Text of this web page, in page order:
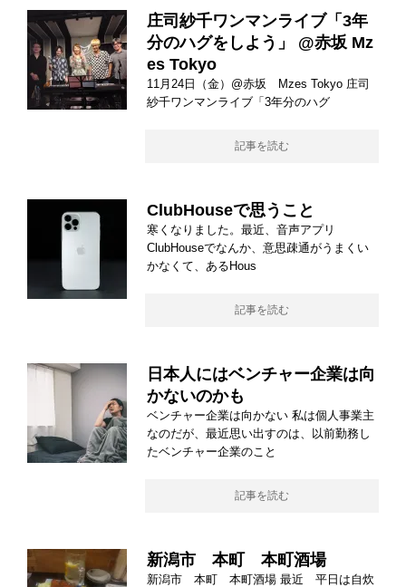
庄司紗千ワンマンライブ「3年
分のハグをしよう」 @赤坂 Mz
es Tokyo
11月24日（金）@赤坂 Mzes Tokyo 庄司
紗千ワンマンライブ「3年分のハグ
記事を読む
ClubHouseで思うこと
寒くなりました。最近、音声アプリ
ClubHouseでなんか、意思疎通がうまくい
かなくて、あるHous
記事を読む
日本人にはベンチャー企業は向
かないのかも
ベンチャー企業は向かない 私は個人事業主
なのだが、最近思い出すのは、以前勤務し
たベンチャー企業のこと
記事を読む
新潟市 本町 本町酒場
新潟市 本町 本町酒場 最近 平日は自炊